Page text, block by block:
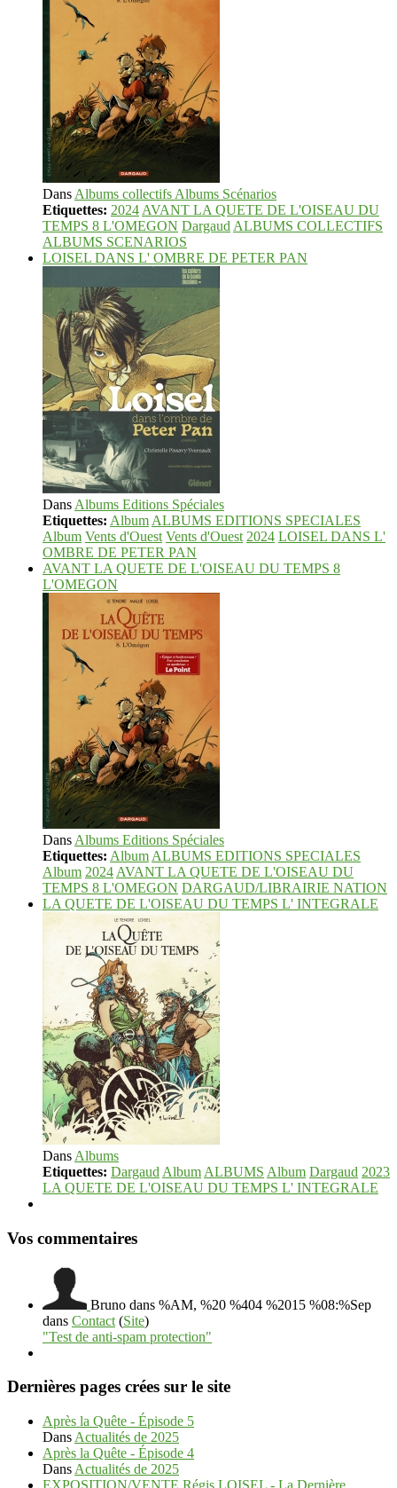
Dans Albums collectifs Albums Scénarios
Etiquettes: 2024 AVANT LA QUETE DE L'OISEAU DU
TEMPS 8 L'OMEGON Dargaud ALBUMS COLLECTIFS
ALBUMS SCENARIOS
LOISEL DANS L' OMBRE DE PETER PAN
Dans Albums Editions Spéciales
Etiquettes: Album ALBUMS EDITIONS SPECIALES
Album Vents d'Ouest Vents d'Ouest 2024 LOISEL DANS L'
OMBRE DE PETER PAN
AVANT LA QUETE DE L'OISEAU DU TEMPS 8
L'OMEGON
Dans Albums Editions Spéciales
Etiquettes: Album ALBUMS EDITIONS SPECIALES
Album 2024 AVANT LA QUETE DE L'OISEAU DU
TEMPS 8 L'OMEGON DARGAUD/LIBRAIRIE NATION
LA QUETE DE L'OISEAU DU TEMPS L' INTEGRALE
Dans Albums
Etiquettes: Dargaud Album ALBUMS Album Dargaud 2023
LA QUETE DE L'OISEAU DU TEMPS L' INTEGRALE
Vos commentaires
Bruno dans %AM, %20 %404 %2015 %08:%Sep
dans Contact (Site)
"Test de anti-spam protection"
Dernières pages crées sur le site
Après la Quête - Épisode 5
Dans Actualités de 2025
Après la Quête - Épisode 4
Dans Actualités de 2025